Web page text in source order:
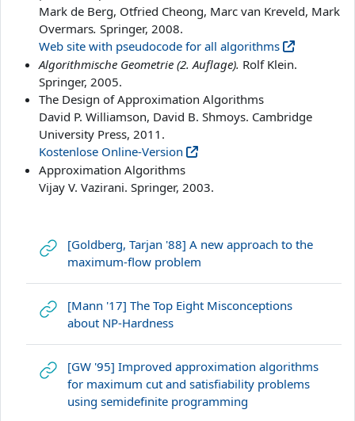
Mark de Berg, Otfried Cheong, Marc van Kreveld, Mark
Overmars. Springer, 2008.
Web site with pseudocode for all algorithms
Algorithmische Geometrie (2. Auflage). Rolf Klein.
Springer, 2005.
The Design of Approximation Algorithms
David P. Williamson, David B. Shmoys. Cambridge
University Press, 2011.
Kostenlose Online-Version
Approximation Algorithms
Vijay V. Vazirani. Springer, 2003.
[Goldberg, Tarjan '88] A new approach to the
maximum-flow problem
[Mann '17] The Top Eight Misconceptions
about NP-HardnessLink/URL
[GW '95] Improved approximation algorithms
for maximum cut and satisfiability problems
using semidefinite programming